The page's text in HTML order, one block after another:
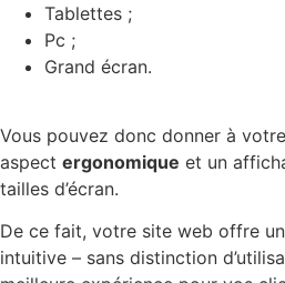
Tablettes ;
Pc ;
Grand écran.
Vous pouvez donc donner à votre
aspect ergonomique et un
tailles d’écran.
De ce fait, votre site web offre
intuitive – sans distinction